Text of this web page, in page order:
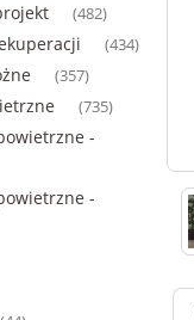
(482)
(434)
(357)
(735)
-
-